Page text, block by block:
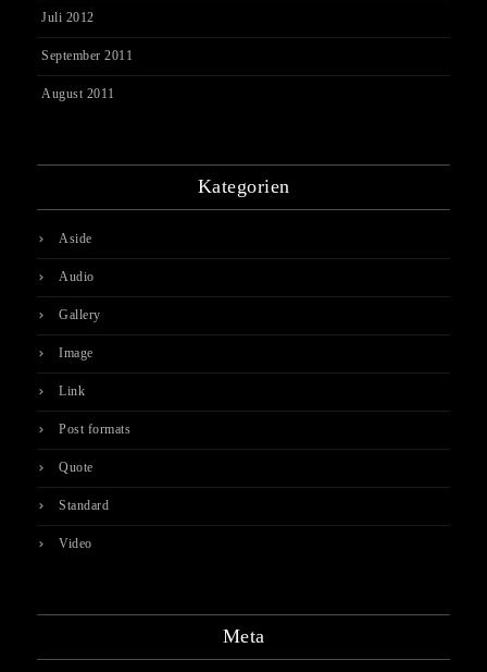
Juli 2012
September 2011
August 2011
Kategorien
Aside
Audio
Gallery
Image
Link
Post formats
Quote
Standard
Video
Meta